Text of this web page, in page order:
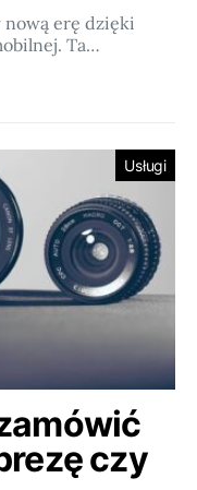
nową erę dzięki
Ta…
Usługi
czy